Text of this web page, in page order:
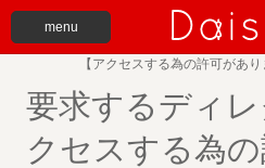
menu
【アクセスする為の許可があ
要求するディ
クセスする為